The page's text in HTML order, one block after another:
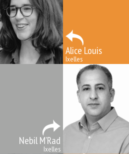
Alice Louis
Ixelles
Nebil M’Rad
Ixelles